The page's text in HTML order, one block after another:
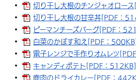
切り干し大根のチンジャオロー
切り干し大根の甘辛丼[PDF：
ピーマンチーズバーグ[PDF：
白菜のかぼす和え[PDF：500KB]
電子レンジで手作りオムレツ
キャンディポテト[PDF：512KB]
鹿肉のドライカレー[PDF：